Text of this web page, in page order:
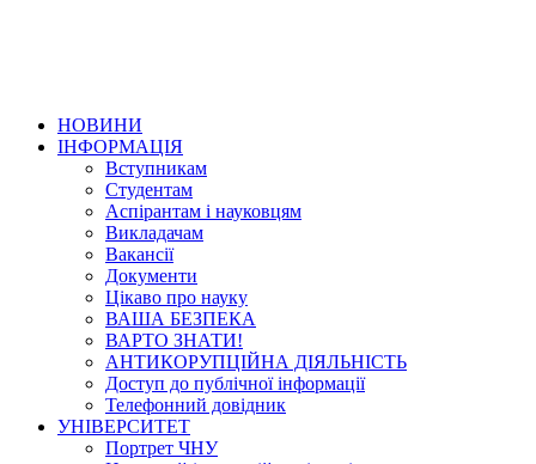
НОВИНИ
ІНФОРМАЦІЯ
Вступникам
Студентам
Аспірантам і науковцям
Викладачам
Вакансії
Документи
Цікаво про науку
ВАША БЕЗПЕКА
ВАРТО ЗНАТИ!
АНТИКОРУПЦІЙНА ДІЯЛЬНІСТЬ
Доступ до публічної інформації
Телефонний довідник
УНІВЕРСИТЕТ
Портрет ЧНУ